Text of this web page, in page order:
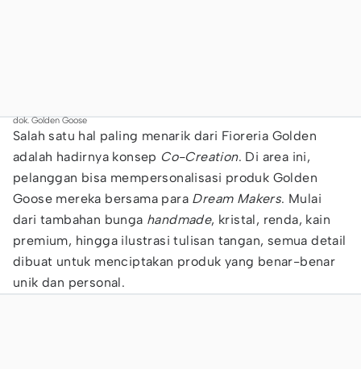
dok. Golden Goose
Salah satu hal paling menarik dari Fioreria Golden
adalah hadirnya konsep Co-Creation. Di area ini,
pelanggan bisa mempersonalisasi produk Golden
Goose mereka bersama para Dream Makers. Mulai
dari tambahan bunga handmade, kristal, renda, kain
premium, hingga ilustrasi tulisan tangan, semua detail
dibuat untuk menciptakan produk yang benar-benar
unik dan personal.